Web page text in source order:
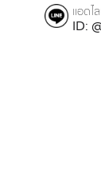
แอดไ
ID: